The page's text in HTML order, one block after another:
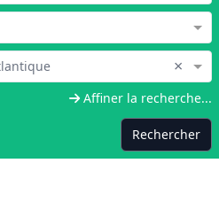
×
Affiner la recherche...
Rechercher